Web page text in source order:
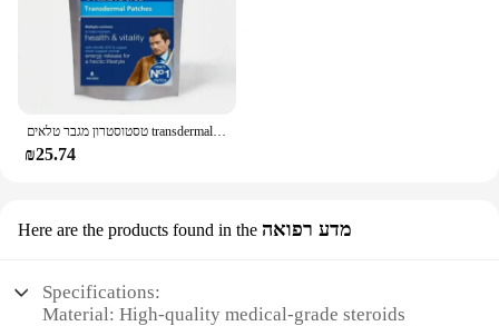
טסטוסטרון מגבר טלאים transdermal לגברים
₪25.74
Here are the products found in the מדע רפואה
Specifications:
Material: High-quality medical-grade steroids